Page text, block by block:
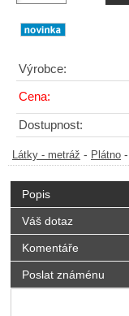
Výrobce:
Cena:
Dostupnost:
Látky - metráž - Plátno -
Popis
Váš dotaz
Komentáře
Poslat známénu